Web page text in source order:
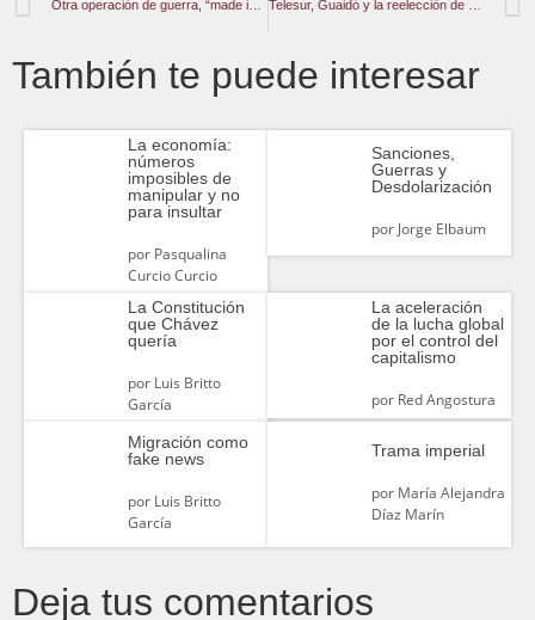
También te puede interesar
La economía:
números
imposibles de
manipular y no
para insultar
porPasqualina
Curcio Curcio
Sanciones,
Guerras y
Desdolarización
porJorge Elbaum
La Constitución
que Chávez
quería
porLuis Britto
García
La aceleración
de la lucha global
por el control del
capitalismo
porRed Angostura
Migración como
fake news
porLuis Britto
García
Trama imperial
porMaría Alejandra
Díaz Marín
Deja tus comentarios